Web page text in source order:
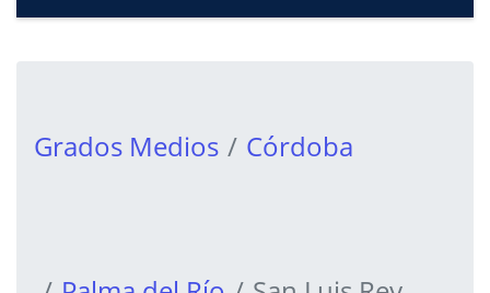
Grados Medios Córdoba